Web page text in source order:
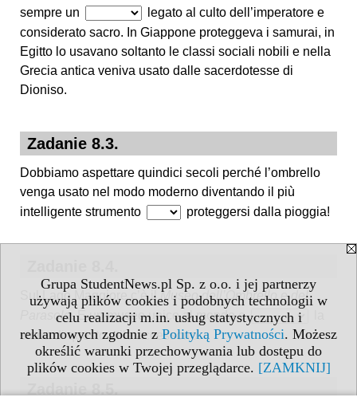
Grupa StudentNews.pl Sp. z o.o. i jej partnerzy
używają plików cookies i podobnych technologii w
celu realizacji m.in. usług statystycznych i
reklamowych zgodnie z Polityką Prywatności. Możesz
określić warunki przechowywania lub dostępu do
plików cookies w Twojej przeglądarce. [ZAMKNIJ]
sempre un
legato al culto dell’imperatore e
considerato sacro. In Giappone proteggeva i samurai, in
Egitto lo usavano soltanto le classi sociali nobili e nella
Grecia antica veniva usato dalle sacerdotesse di
Dioniso.
Zadanie 8.3.
Dobbiamo aspettare quindici secoli perché l’ombrello
venga usato nel modo moderno diventando il più
intelligente strumento
proteggersi dalla pioggia!
Sul Lago Maggiore c’è il Museo dell’Ombrello e del
Parasole. È un museo unico al mondo e
storia di questo utile accessorio.
Zadanie 8.5.